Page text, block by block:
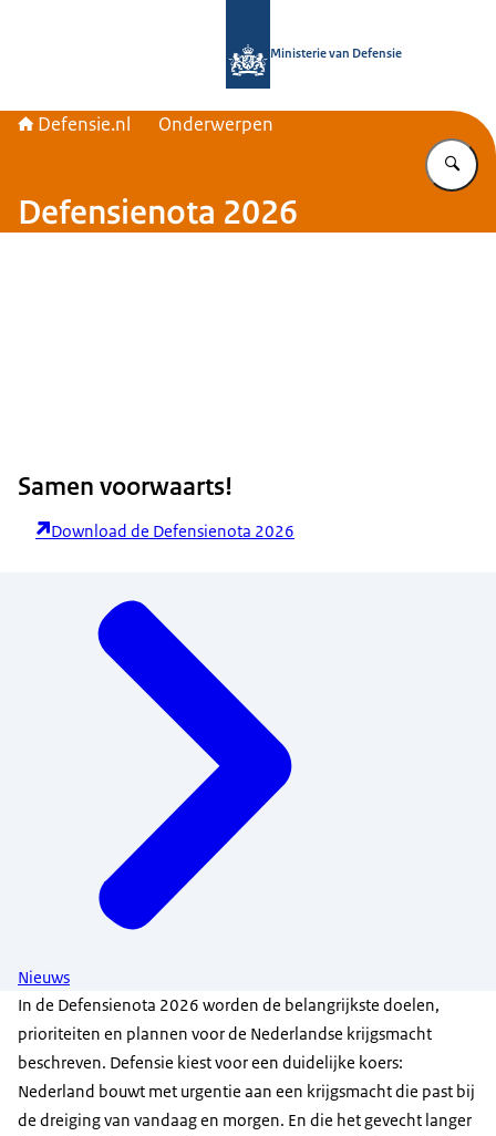
Ministerie van Defensie
Defensie.nl Onderwerpen
Defensienota 2026
Samen voorwaarts!
Download de Defensienota 2026
Nieuws
In de Defensienota 2026 worden de belangrijkste doelen,
prioriteiten en plannen voor de Nederlandse krijgsmacht
beschreven. Defensie kiest voor een duidelijke koers:
Nederland bouwt met urgentie aan een krijgsmacht die past bij
de dreiging van vandaag en morgen. En die het gevecht langer